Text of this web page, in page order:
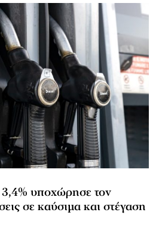
υποχώρησε τον
σε καύσιμα και στέγαση